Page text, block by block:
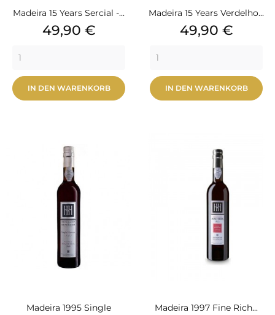
Madeira 15 Years Sercial -...
Preis
49,90 €
IN DEN WARENKORB
Madeira 15 Years Verdelho...
Preis
49,90 €
IN DEN WARENKORB
Madeira 1995 Single
Madeira 1997 Fine Rich...